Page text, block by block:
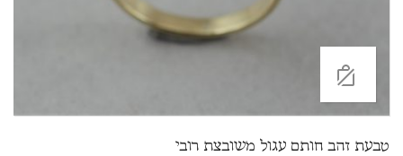
טבעת זהב חותם עגול משובצת רובי